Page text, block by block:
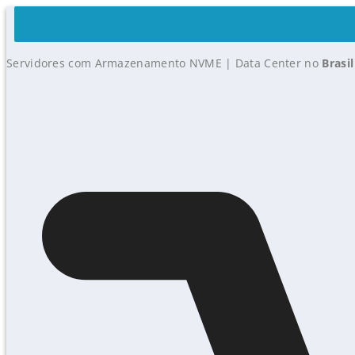
Servidores com Armazenamento NVME | Data Center no Brasil